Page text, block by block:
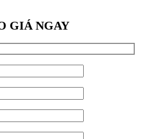
GIÁ NGAY